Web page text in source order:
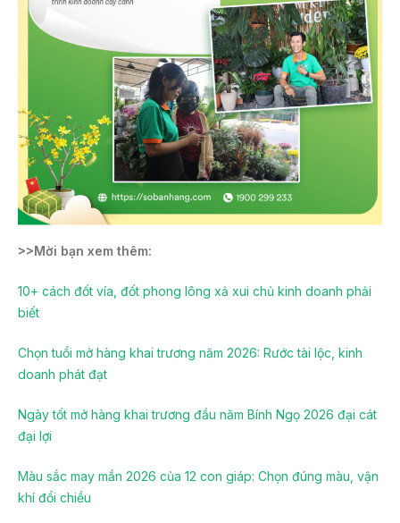
>>Mời bạn xem thêm:
10+ cách đốt vía, đốt phong lông xả xui chủ kinh doanh phải
biết
Chọn tuổi mở hàng khai trương năm 2026: Rước tài lộc, kinh
doanh phát đạt
Ngày tốt mở hàng khai trương đầu năm Bính Ngọ 2026 đại cát
đại lợi
Màu sắc may mắn 2026 của 12 con giáp: Chọn đúng màu, vận
khí đổi chiều